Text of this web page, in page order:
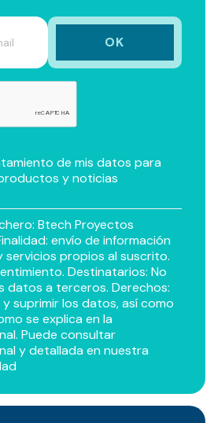
de mis datos para
y noticias
Btech Proyectos
envío de información
propios al suscrito.
Destinatarios: No
datos a terceros. Derechos:
suprimir los datos, así como
se explica en la
Puede consultar
y detallada en nuestra